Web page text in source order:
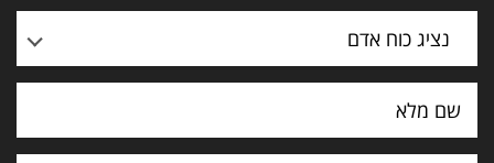
נציג כוח אדם